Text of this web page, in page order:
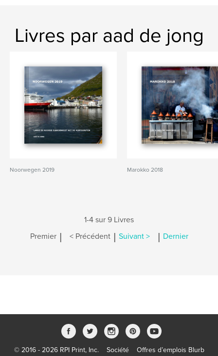
Livres par aad de jong
Noorwegen 2019 Marokko 2018
1-4 sur 9 Livres
Premier | < Précédent | Suivant > | Dernier
© 2016 - 2026 RPI Print, Inc. Société Offres d’emplois Blurb